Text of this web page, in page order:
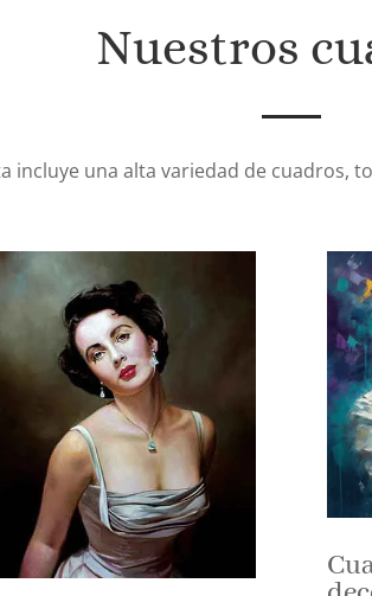
Nuestros
incluye una alta variedad de cuadros,